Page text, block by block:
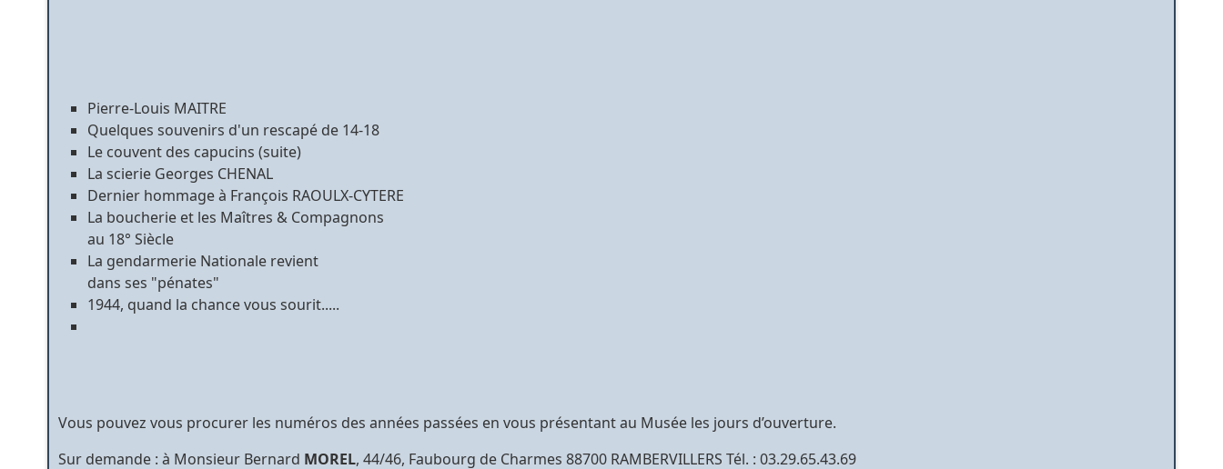
Pierre-Louis MAITRE
Quelques souvenirs d'un rescapé de 14-18
Le couvent des capucins (suite)
La scierie Georges CHENAL
Dernier hommage à François RAOULX-CYTERE
La boucherie et les Maîtres & Compagnons
au 18° Siècle
La gendarmerie Nationale revient
dans ses "pénates"
1944, quand la chance vous sourit.....
Vous pouvez vous procurer les numéros des années passées en vous présentant au Musée les jours d’ouverture.
Sur demande : à Monsieur Bernard MOREL, 44/46, Faubourg de Charmes 88700 RAMBERVILLERS Tél. : 03.29.65.43.69